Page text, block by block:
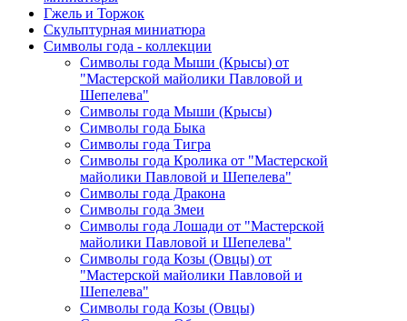
Гжель и Торжок
Скульптурная миниатюра
Символы года - коллекции
Символы года Мыши (Крысы) от
"Мастерской майолики Павловой и
Шепелева"
Символы года Мыши (Крысы)
Символы года Быка
Символы года Тигра
Символы года Кролика от "Мастерской
майолики Павловой и Шепелева"
Символы года Дракона
Символы года Змеи
Символы года Лошади от "Мастерской
майолики Павловой и Шепелева"
Символы года Козы (Овцы) от
"Мастерской майолики Павловой и
Шепелева"
Символы года Козы (Овцы)